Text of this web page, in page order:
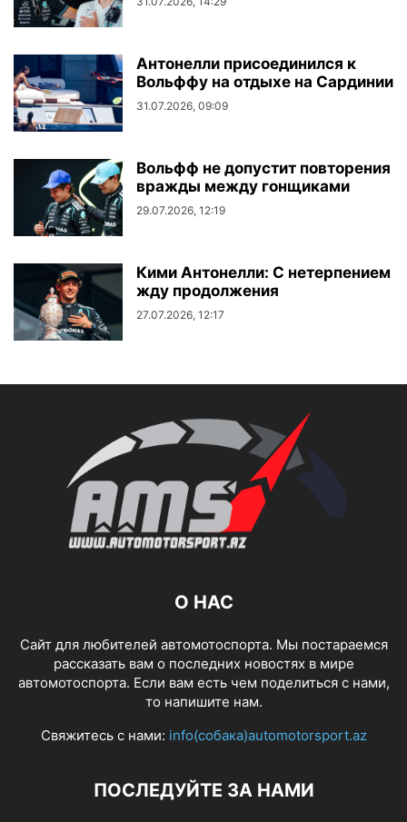
Антонелли присоединился к
Вольффу на отдыхе на Сардинии
31.07.2026, 09:09
Вольфф не допустит повторения
вражды между гонщиками
29.07.2026, 12:19
Кими Антонелли: С нетерпением
жду продолжения
27.07.2026, 12:17
О НАС
Сайт для любителей автомотоспорта. Мы постараемся
рассказать вам о последних новостях в мире
автомотоспорта. Если вам есть чем поделиться с нами,
то напишите нам.
Свяжитесь с нами: info(собака)automotorsport.az
ПОСЛЕДУЙТЕ ЗА НАМИ